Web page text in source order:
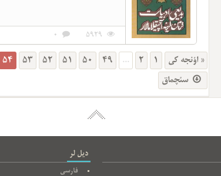
5929
0
« اؤنجه کی 1
2
...
49
50
51
52
53
54
سئچماق
دیل لر
فارسی